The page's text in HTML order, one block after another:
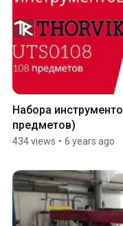
Набора
предметов)
434 views • 6 years ago